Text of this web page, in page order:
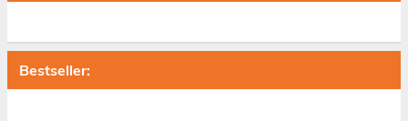
Bestseller: